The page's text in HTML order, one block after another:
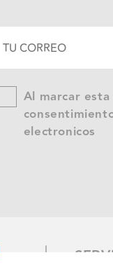
Al marcar
electronicos